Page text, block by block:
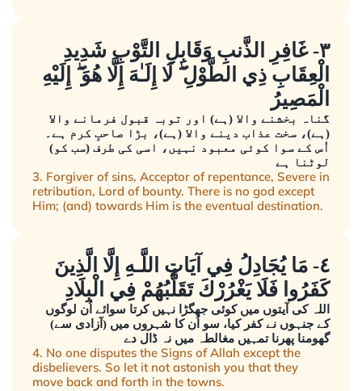
٣- غَافِرِ الذَّنبِ وَقَابِلِ التَّوْبِ شَدِيدِ
الْعِقَابِ ذِي الطَّوْلِ ۖ لَا إِلَـٰهَ إِلَّا هُوَ ۖ إِلَيْهِ
الْمَصِيرُ
گناہ بخشنے والا (ہے) اور توبہ قبول فرمانے والا
(ہے)، سخت عذاب دینے والا (ہے)، بڑا صاحبِ کرم ہے۔
اُس کے سوا کوئی معبود نہیں، اسی کی طرف (سب کو)
لوٹنا ہے
3. Forgiver of sins, Acceptor of repentance, Severe in
retribution, Lord of bounty. There is no god except
Him; (and) towards Him is the eventual destination.
٤- مَا يُجَادِلُ فِي آيَاتِ اللَّـهِ إِلَّا الَّذِينَ
كَفَرُوا فَلَا يَغْرُرْكَ تَقَلُّبُهُمْ فِي الْبِلَادِ
اللہ کی آیتوں میں کوئی جھگڑا نہیں کرتا سوائے اُن لوگوں
کے جنہوں نے کفر کیا، سو اُن کا شہروں میں (آزادی سے)
گھومنا پھرنا تمہیں مغالطہ میں نہ ڈال دے
4. No one disputes the Signs of Allah except the
disbelievers. So let it not astonish you that they
move back and forth in the towns.